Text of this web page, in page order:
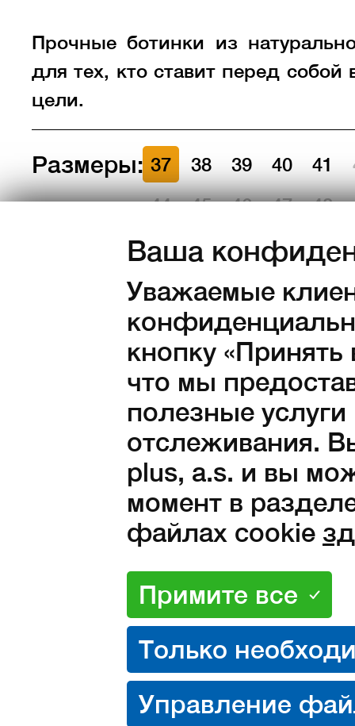
Ваша
Уважаемые
кнопку «Принять
что мы
полезные
отслеживания.
plus, a.s. и вы
момент в
файлах cookie
Прочные ботинки из
для тех, кто ставит перед собой
цели.
Размеры: 37 38 39 40 41
44
45 46 47 48
Количество:
3 690Kč с
3 050 Kč без НДС
Свойства
Материалы
Описание
Свойства продукта